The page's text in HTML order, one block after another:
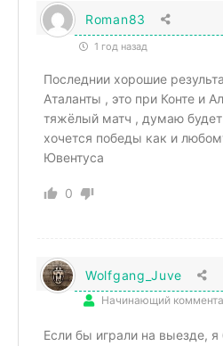
Roman83
1 год назад
Последнии хорошие
Аталанты , это при Конте и
тяжёлый матч , думаю будет
хочется победы как и
Ювентуса
0
Wolfgang_Juve
Начинающий
Если бы играли на выезде, я